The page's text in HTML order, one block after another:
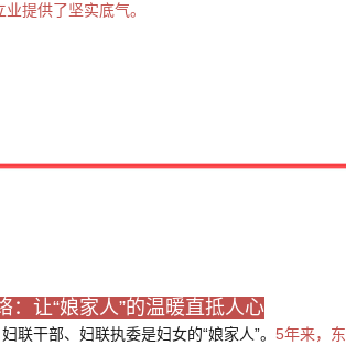
提供了坚实底气。
：让“娘家人”的温暖直抵人心
联干部、妇联执委是妇女的“娘家人”。 5年来，东